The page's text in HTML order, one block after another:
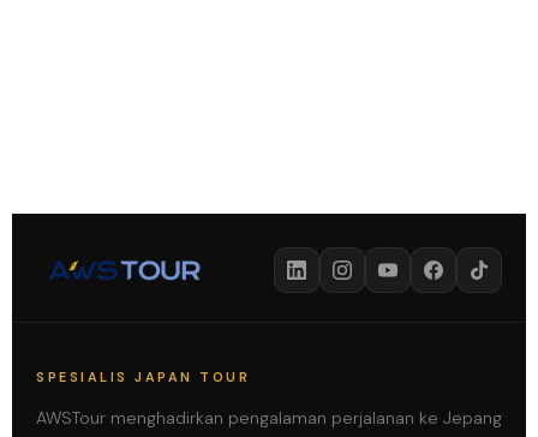
SPESIALIS JAPAN TOUR
AWSTour menghadirkan pengalaman perjalanan ke Jepang